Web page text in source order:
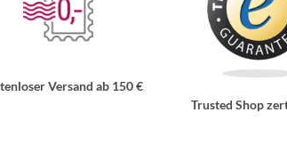
Versand ab 150 €
Trusted Shop